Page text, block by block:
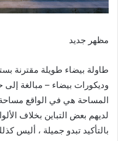
مظهر جديد
طاولة بيضاء طويلة مقترنة
وديكورات بيضاء – مبالغة إلى
المساحة هي في الواقع مساحة
لديهم بعض التباين بخلاف
بالتأكيد تبدو جميلة ، أليس